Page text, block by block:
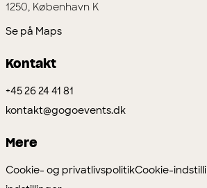
1250, København K
Se på Maps
Kontakt
+45 26 24 41 81
kontakt@gogoevents.dk
Mere
Cookie- og privatlivspolitikCookie-